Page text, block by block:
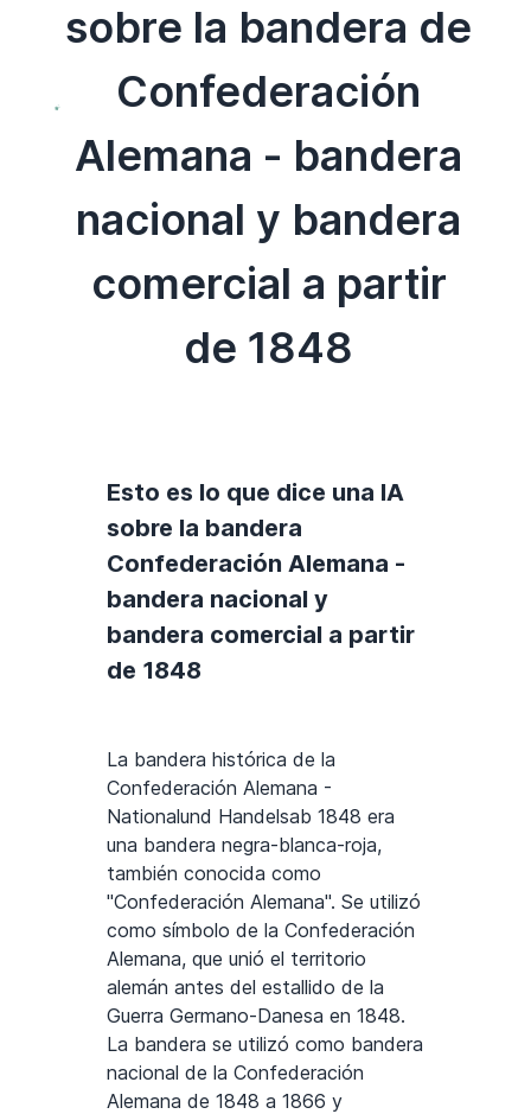
sobre la bandera de
Confederación
Alemana - bandera
nacional y bandera
comercial a partir
de 1848
Esto es lo que dice una IA
sobre la bandera
Confederación Alemana -
bandera nacional y
bandera comercial a partir
de 1848
La bandera histórica de la
Confederación Alemana -
Nationalund Handelsab 1848 era
una bandera negra-blanca-roja,
también conocida como
"Confederación Alemana". Se utilizó
como símbolo de la Confederación
Alemana, que unió el territorio
alemán antes del estallido de la
Guerra Germano-Danesa en 1848.
La bandera se utilizó como bandera
nacional de la Confederación
Alemana de 1848 a 1866 y